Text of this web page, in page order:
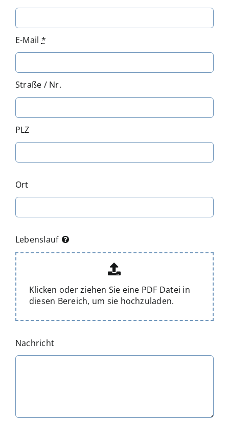
E-Mail *
Straße / Nr.
PLZ
Ort
Lebenslauf
Klicken oder ziehen Sie eine PDF Datei in
diesen Bereich, um sie hochzuladen.
Nachricht